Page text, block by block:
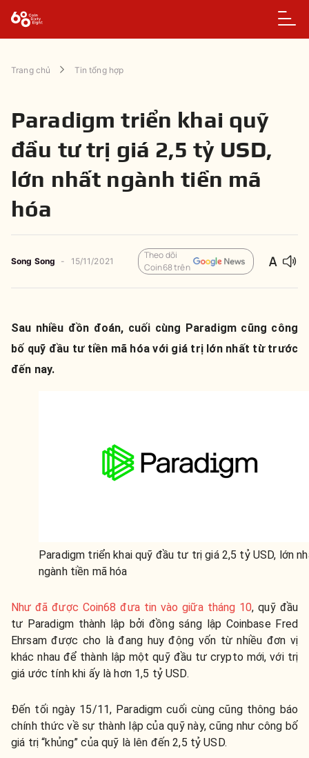
Trang chủ Tin tổng hợp
Paradigm triển khai quỹ
đầu tư trị giá 2,5 tỷ USD,
lớn nhất ngành tiền mã
hóa
Song Song - 15/11/2021
Theo dõi
Coin68 trên
Sau nhiều đồn đoán, cuối cùng Paradigm cũng công
bố quỹ đầu tư tiền mã hóa với giá trị lớn nhất từ trước
đến nay.
Paradigm triển khai quỹ đầu tư trị giá 2,5 tỷ USD, lớn
ngành tiền mã hóa
Như đã được Coin68 đưa tin vào giữa tháng 10, quỹ đầu
tư Paradigm thành lập bởi đồng sáng lập Coinbase Fred
Ehrsam được cho là đang huy động vốn từ nhiều đơn vị
khác nhau để thành lập một quỹ đầu tư crypto mới, với trị
giá ước tính khi ấy là hơn 1,5 tỷ USD.
Đến tối ngày 15/11, Paradigm cuối cùng cũng thông báo
chính thức về sự thành lập của quỹ này, cũng như công bố
giá trị “khủng” của quỹ là lên đến 2,5 tỷ USD.